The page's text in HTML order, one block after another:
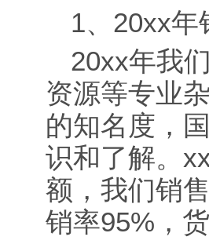
1、20xx年
20xx年我
资源等专业
的知名度，
识和了解。
额，我们销
销率95%，